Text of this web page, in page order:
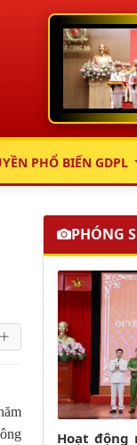
PHỔ BIẾN GDPL
PHÓNG
Hoạt động